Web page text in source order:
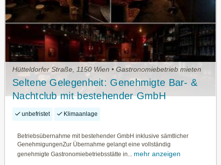
Hütteldorfer Straße, 1150 Wien • Gastronomiebetrieb mieten
Seltene Gelegenheit: Genehmigte Bar- &
Nachtclub mit bestehender GmbH
unbefristet Klimaanlage
Betriebsübernahme mit bestehender GmbH inklusive sämtlicher
GenehmigungenZur Übernahme gelangt eine vollständig
genehmigte Gastronomiebetriebsstätte in... mehr anzeigen